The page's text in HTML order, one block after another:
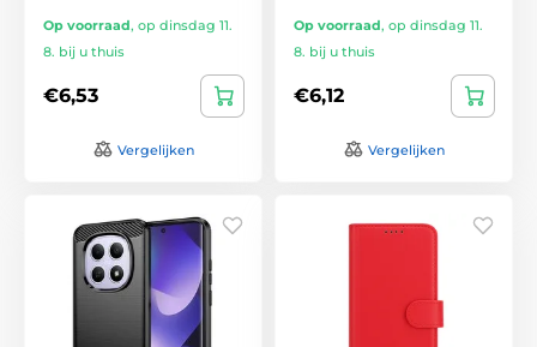
Op voorraad, op dinsdag 11.
8. bij u thuis
€6,53
Vergelijken
Op voorraad, op dinsdag 11.
8. bij u thuis
€6,12
Vergelijken